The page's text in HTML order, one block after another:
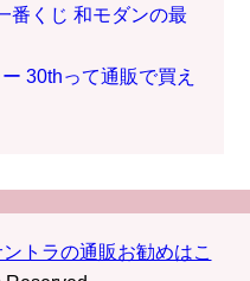
番くじ 和モダンの最
30thって通販で買え
トラの通販お勧めはこ